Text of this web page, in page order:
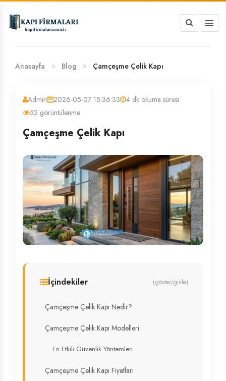
BANKA HESAP NUMARALARIMIZ
Anasayfa Blog Çamçeşme Çelik Kapı
Admin 2026-05-07 15:36:33
4 dk okuma süresi
52 görüntülenme
Çamçeşme Çelik Kapı
İçindekiler (göster/gizle)
Çamçeşme Çelik Kapı Nedir?
Çamçeşme Çelik Kapı Modelleri
En Etkili Güvenlik Yöntemleri
Çamçeşme Çelik Kapı Fiyatları